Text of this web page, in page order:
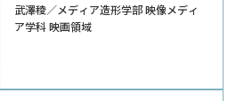
武澤稜／メディア造形学部 映像メディ
ア学科 映画領域